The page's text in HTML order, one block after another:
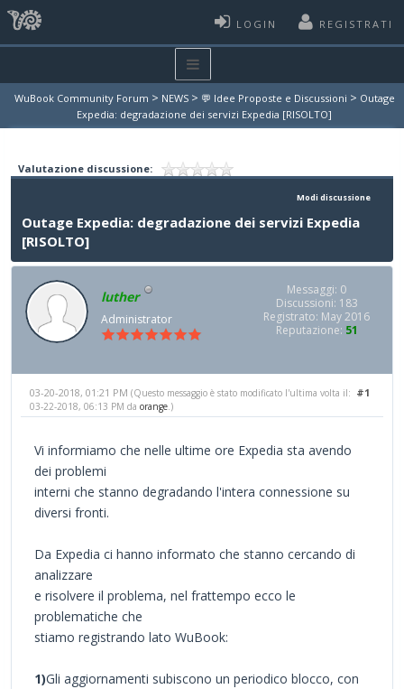
LOGIN REGISTRATI
WuBook Community Forum > NEWS > 💬 Idee Proposte e Discussioni > Outage
Expedia: degradazione dei servizi Expedia [RISOLTO]
Valutazione discussione:
Modi discussione
Outage Expedia: degradazione dei servizi Expedia
[RISOLTO]
luther
Administrator
Messaggi: 0
Discussioni: 183
Registrato: May 2016
Reputazione: 51
#1
03-20-2018, 01:21 PM (Questo messaggio è stato modificato l'ultima volta il:
03-22-2018, 06:13 PM da orange .)
Vi informiamo che nelle ultime ore Expedia sta avendo
dei problemi
interni che stanno degradando l'intera connessione su
diversi fronti.
Da Expedia ci hanno informato che stanno cercando di
analizzare
e risolvere il problema, nel frattempo ecco le
problematiche che
stiamo registrando lato WuBook:
1)Gli aggiornamenti subiscono un periodico blocco, con